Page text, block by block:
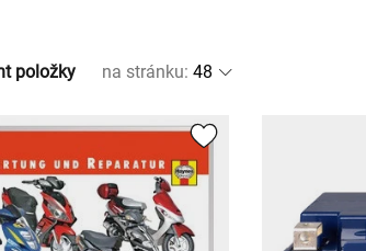
položky na stránku: